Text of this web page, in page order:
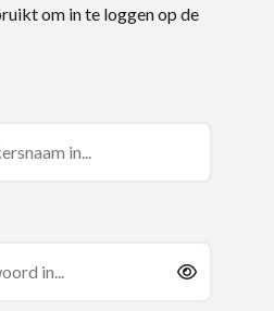
om in te loggen op de